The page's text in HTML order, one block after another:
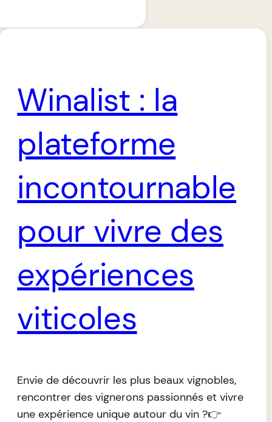
Winalist : la
plateforme
incontournable
pour vivre des
expériences
viticoles
Envie de découvrir les plus beaux vignobles,
rencontrer des vignerons passionnés et vivre
une expérience unique autour du vin ?👉